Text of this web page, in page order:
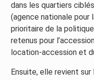
dans les quartiers
(agence nationale pour
prioritaire de la
retenus pour
location-accession et
Ensuite, elle revient